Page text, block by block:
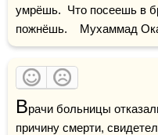
умрёшь.  Что посеешь в
пожнёшь.    Мухаммад
Врачи больницы
причину смерти,